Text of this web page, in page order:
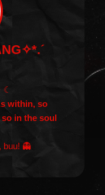
☾
within, so
in the soul
buu! 👻